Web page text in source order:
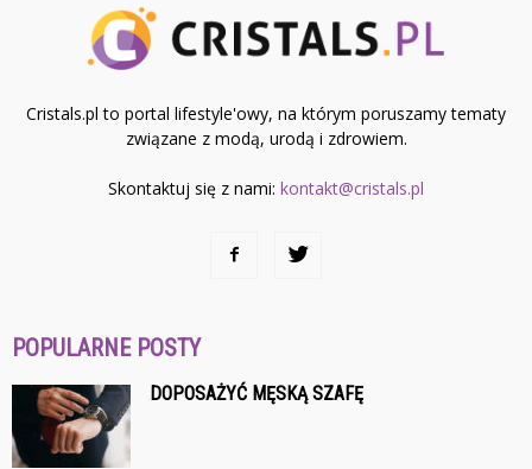
Cristals.pl to portal lifestyle'owy, na którym poruszamy tematy
związane z modą, urodą i zdrowiem.
Skontaktuj się z nami: kontakt@cristals.pl
POPULARNE POSTY
DOPOSAŻYĆ MĘSKĄ SZAFĘ